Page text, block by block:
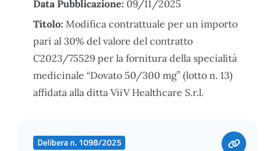
Data Pubblicazione: 09/11/2025
Titolo: Modifica contrattuale per un importo
pari al 30% del valore del contratto
C2023/75529 per la fornitura della specialità
medicinale “Dovato 50/300 mg” (lotto n. 13)
affidata alla ditta ViiV Healthcare S.r.l.
Delibera n. 1098/2025